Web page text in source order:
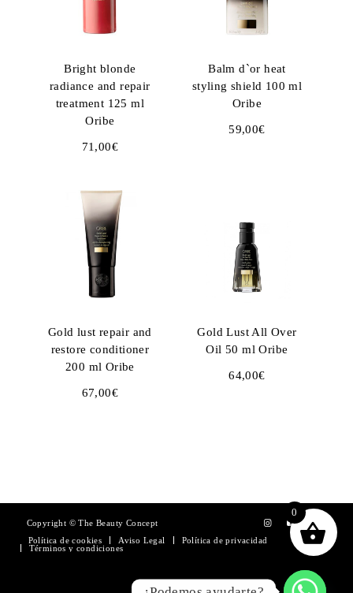
Bright blonde
radiance and repair
treatment 125 ml
Oribe
71,00€
Balm d`or heat
styling shield 100 ml
Oribe
59,00€
Gold lust repair and
restore conditioner
200 ml Oribe
67,00€
Gold Lust All Over
Oil 50 ml Oribe
64,00€
Copyright © The Beauty Concept
Política de cookies
Aviso Legal
Política de privacidad
Términos y condiciones
0